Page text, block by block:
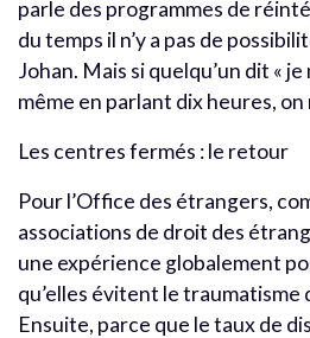
parle des programmes de
du temps il n’y a pas de
Johan. Mais si quelqu’un dit «
même en parlant dix heures, on
Les centres fermés : le retour
Pour l’Office des étrangers,
associations de droit des
une expérience globalement
qu’elles évitent le traumatisme
Ensuite, parce que le taux de